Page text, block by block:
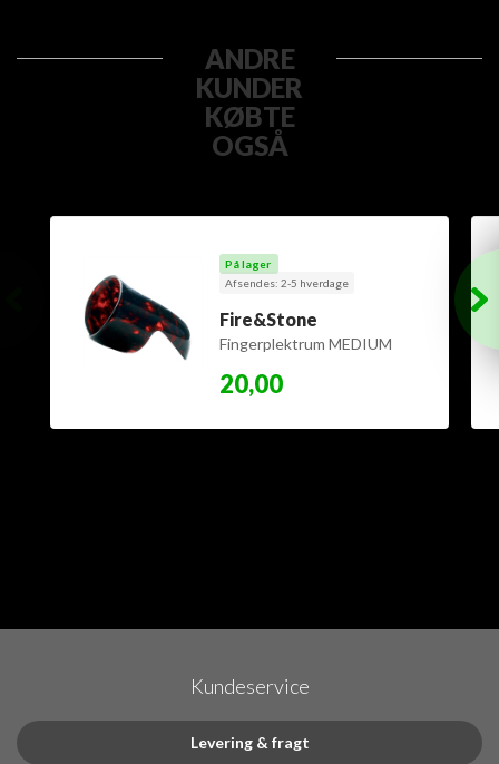
ANDRE
KUNDER
KØBTE
OGSÅ
På lager
Afsendes: 2-5 hverdage
Fire&Stone
Fingerplektrum MEDIUM
20,00
Kundeservice
Levering & fragt